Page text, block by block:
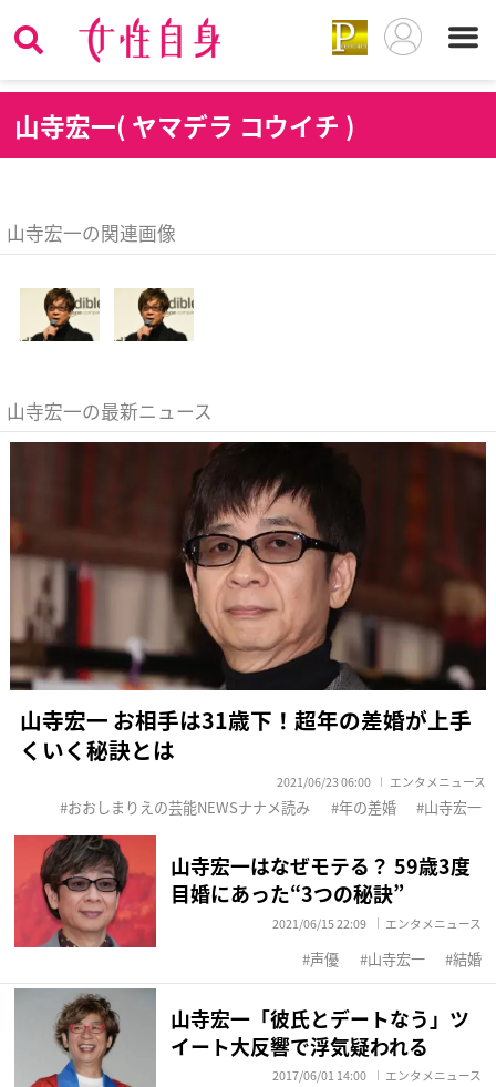
山寺宏一( ヤマデラ コウイチ )
山寺宏一の関連画像
山寺宏一の最新ニュース
山寺宏一 お相手は31歳下！超年の差婚が上手
くいく秘訣とは
2021/06/23 06:00 エンタメニュース
おおしまりえの芸能NEWSナナメ読み 年の差婚 山寺宏一
山寺宏一はなぜモテる？ 59歳3度
目婚にあった“3つの秘訣”
2021/06/15 22:09 エンタメニュース
声優 山寺宏一 結婚
山寺宏一「彼氏とデートなう」ツ
イート大反響で浮気疑われる
2017/06/01 14:00 エンタメニュース